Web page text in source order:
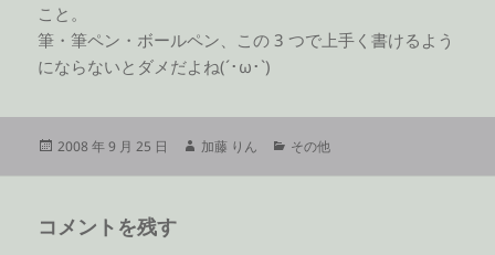
こと。
筆・筆ペン・ボールペン、この 3 つで上手く書けるよう
にならないとダメだよね(´･ω･`)
投
2008 年 9 月 25 日
作
加藤 りん
カ
その他
コメントを残す